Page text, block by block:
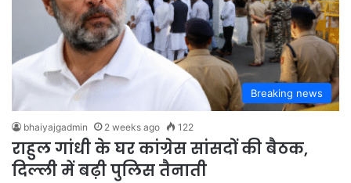
Breaking news
bhaiyajgadmin 2 weeks ago 122
राहुल गांधी के घर कांग्रेस सांसदों की बैठक,
दिल्ली में बढ़ी पुलिस तैनाती